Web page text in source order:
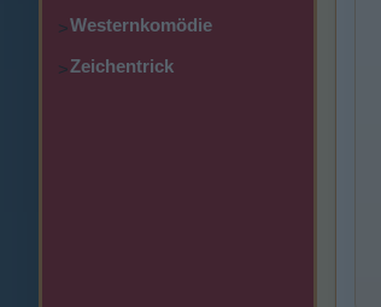
>Westernkomödie
>Zeichentrick